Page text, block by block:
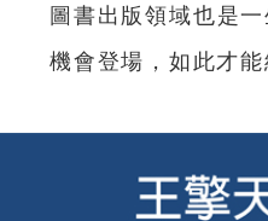
圖書出版領域也是
機會登場，如此才